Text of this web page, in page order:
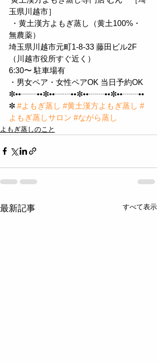
玉県川越市］
無農薬）
埼玉県川越市元町1-8-33 藤田ビル2F
（川越市役所すぐ近く）
6:30〜 駐車場有
・男女ペア・女性ペアOK 当日予約OK
✼••┈┈••✼••┈┈••✼••┈┈••✼••┈┈••
✼ #よもぎ蒸し #黄土漢方よもぎ蒸し #
よもぎ蒸しサロン #ながら蒸し
よもぎ蒸しのこと
最新記事 すべて表示